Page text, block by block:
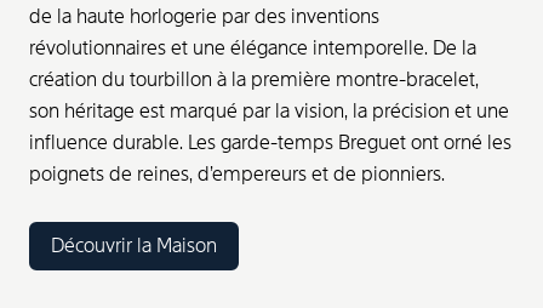
de la haute horlogerie par des inventions
révolutionnaires et une élégance intemporelle. De la
création du tourbillon à la première montre-bracelet,
son héritage est marqué par la vision, la précision et une
influence durable. Les garde-temps Breguet ont orné les
poignets de reines, d’empereurs et de pionniers.
Découvrir la Maison